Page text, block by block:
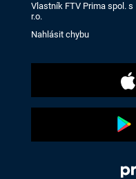
Vlastník FTV Prima spol. s
r.o.
Nahlásit chybu